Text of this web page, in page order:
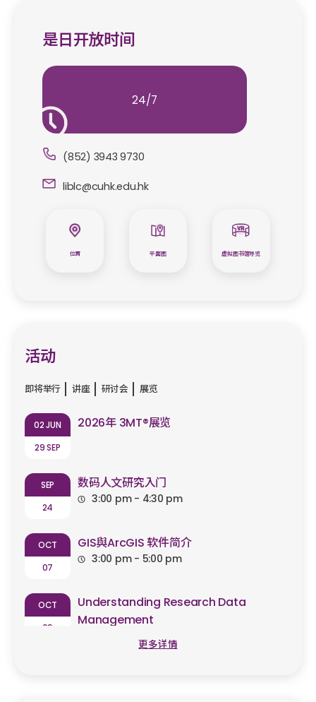
是日开放时间
24/7
(852) 3943 9730
liblc@cuhk.edu.hk
位置 平面图 虚拟图书馆导览
活动
即将举行 讲座 研讨会 展览
02 JUN
29 SEP
2026年 3MT®展览
SEP
24
数码人文研究入门
3:00 pm - 4:30 pm
OCT
07
GIS與ArcGIS 软件简介
3:00 pm - 5:00 pm
OCT
09
Understanding Research Data
Management
2:30 pm - 4:00 pm
更多详情